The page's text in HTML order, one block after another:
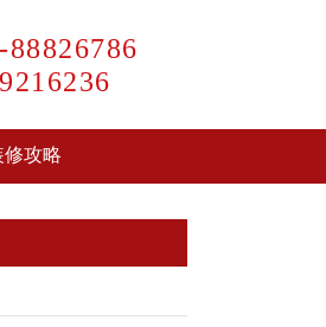
88826786
修攻略